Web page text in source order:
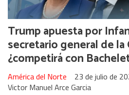
Trump apuesta por
secretario general de la
¿competirá con
Victor Manuel Arce Garcia
América del Norte 23 de julio de